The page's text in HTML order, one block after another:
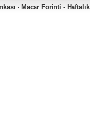
- Macar Forinti - Haftalık